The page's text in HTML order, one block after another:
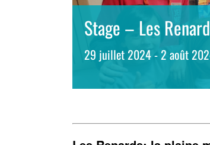
Stage – Les
29 juillet 2024-2 août